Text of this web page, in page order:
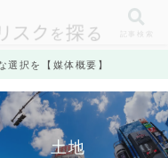
選択を【媒体概要】
土地